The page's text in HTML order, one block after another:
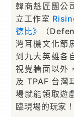
韓商魁匠團公
立工作室
德比》
（
灣耳機文化節
到九大英雄各
視覺牆面以外
及 TPAF 台灣
場就能領取遊
臨現場的玩家！